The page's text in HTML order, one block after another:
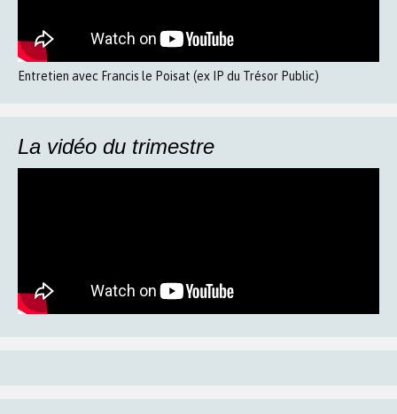
Entretien avec Francis le Poisat (ex IP du Trésor Public)
La vidéo du trimestre